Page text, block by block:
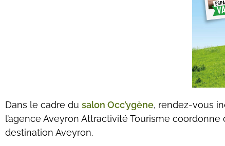
Dans le cadre du salon Occ’ygène, rendez-vous
l’agence Aveyron Attractivité Tourisme
destination Aveyron.